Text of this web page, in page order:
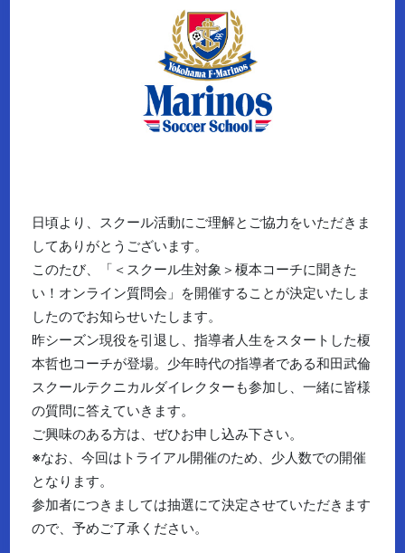
日頃より、スクール活動にご理解とご協力をいただきま
してありがとうございます。
このたび、「＜スクール生対象＞榎本コーチに聞きた
い！オンライン質問会」を開催することが決定いたしま
したのでお知らせいたします。
昨シーズン現役を引退し、指導者人生をスタートした榎
本哲也コーチが登場。少年時代の指導者である和田武倫
スクールテクニカルダイレクターも参加し、一緒に皆様
の質問に答えていきます。
ご興味のある方は、ぜひお申し込み下さい。
※なお、今回はトライアル開催のため、少人数での開催
となります。
参加者につきましては抽選にて決定させていただきます
ので、予めご了承ください。